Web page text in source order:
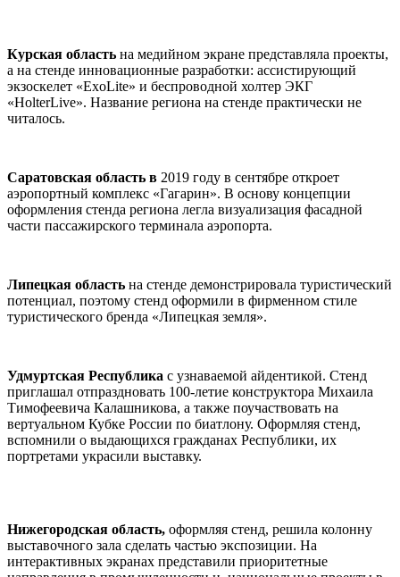
Курская область на медийном экране представляла проекты,
а на стенде инновационные разработки: ассистирующий
экзоскелет «ExoLite» и беспроводной холтер ЭКГ
«HolterLive». Название региона на стенде практически не
читалось.
Саратовская область в 2019 году в сентябре откроет
аэропортный комплекс «Гагарин». В основу концепции
оформления стенда региона легла визуализация фасадной
части пассажирского терминала аэропорта.
Липецкая область на стенде демонстрировала туристический
потенциал, поэтому стенд оформили в фирменном стиле
туристического бренда «Липецкая земля».
Удмуртская Республика с узнаваемой айдентикой. Стенд
приглашал отпраздновать 100-летие конструктора Михаила
Тимофеевича Калашникова, а также поучаствовать на
вертуальном Кубке России по биатлону. Оформляя стенд,
вспомнили о выдающихся гражданах Республики, их
портретами украсили выставку.
Нижегородская область, оформляя стенд, решила колонну
выставочного зала сделать частью экспозиции. На
интерактивных экранах представили приоритетные